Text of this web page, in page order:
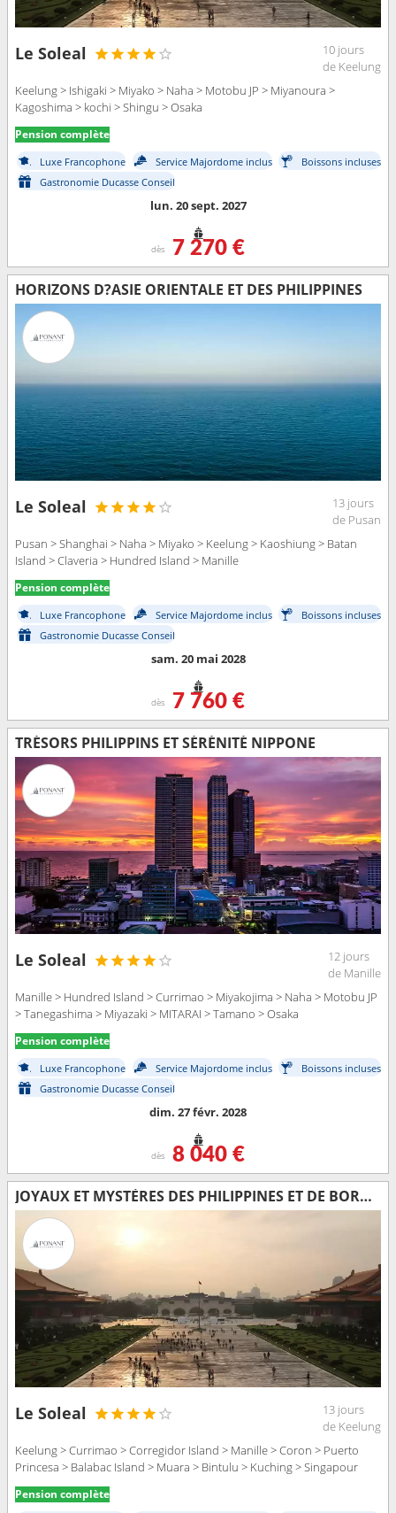
Le Soleal
10 jours
de Keelung
Keelung > Ishigaki > Miyako > Naha > Motobu JP > Miyanoura >
Kagoshima > kochi > Shingu > Osaka
Pension complète
Luxe Francophone Service Majordome inclus
Boissons incluses
Gastronomie Ducasse Conseil
lun. 20 sept. 2027
dès 7 270 €
HORIZONS D?ASIE ORIENTALE ET DES PHILIPPINES
Le Soleal
13 jours
de Pusan
Pusan > Shanghai > Naha > Miyako > Keelung > Kaoshiung > Batan
Island > Claveria > Hundred Island > Manille
Pension complète
Luxe Francophone Service Majordome inclus
Boissons incluses
Gastronomie Ducasse Conseil
sam. 20 mai 2028
dès 7 760 €
TRÉSORS PHILIPPINS ET SÉRÉNITÉ NIPPONE
Le Soleal
12 jours
de Manille
Manille > Hundred Island > Currimao > Miyakojima > Naha > Motobu JP
> Tanegashima > Miyazaki > MITARAI > Tamano > Osaka
Pension complète
Luxe Francophone Service Majordome inclus
Boissons incluses
Gastronomie Ducasse Conseil
dim. 27 févr. 2028
dès 8 040 €
JOYAUX ET MYSTÈRES DES PHILIPPINES ET DE BORNÉO
Le Soleal
13 jours
de Keelung
Keelung > Currimao > Corregidor Island > Manille > Coron > Puerto
Princesa > Balabac Island > Muara > Bintulu > Kuching > Singapour
Pension complète